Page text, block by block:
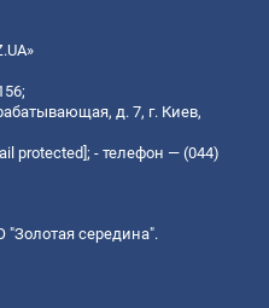
д. 7, г. Киев,
protected]; - телефон — (044)
середина".